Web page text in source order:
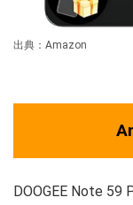
出典：Amazon
DOOGEE Note 59